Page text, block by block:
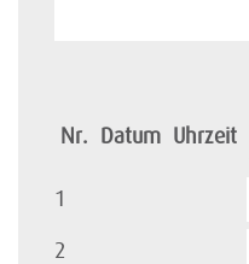
Nr. Datum Uhrzeit
1
2